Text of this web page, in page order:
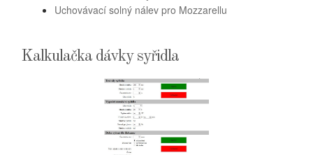
Uchovávací solný nálev pro Mozzarellu
Kalkulačka dávky syřidla